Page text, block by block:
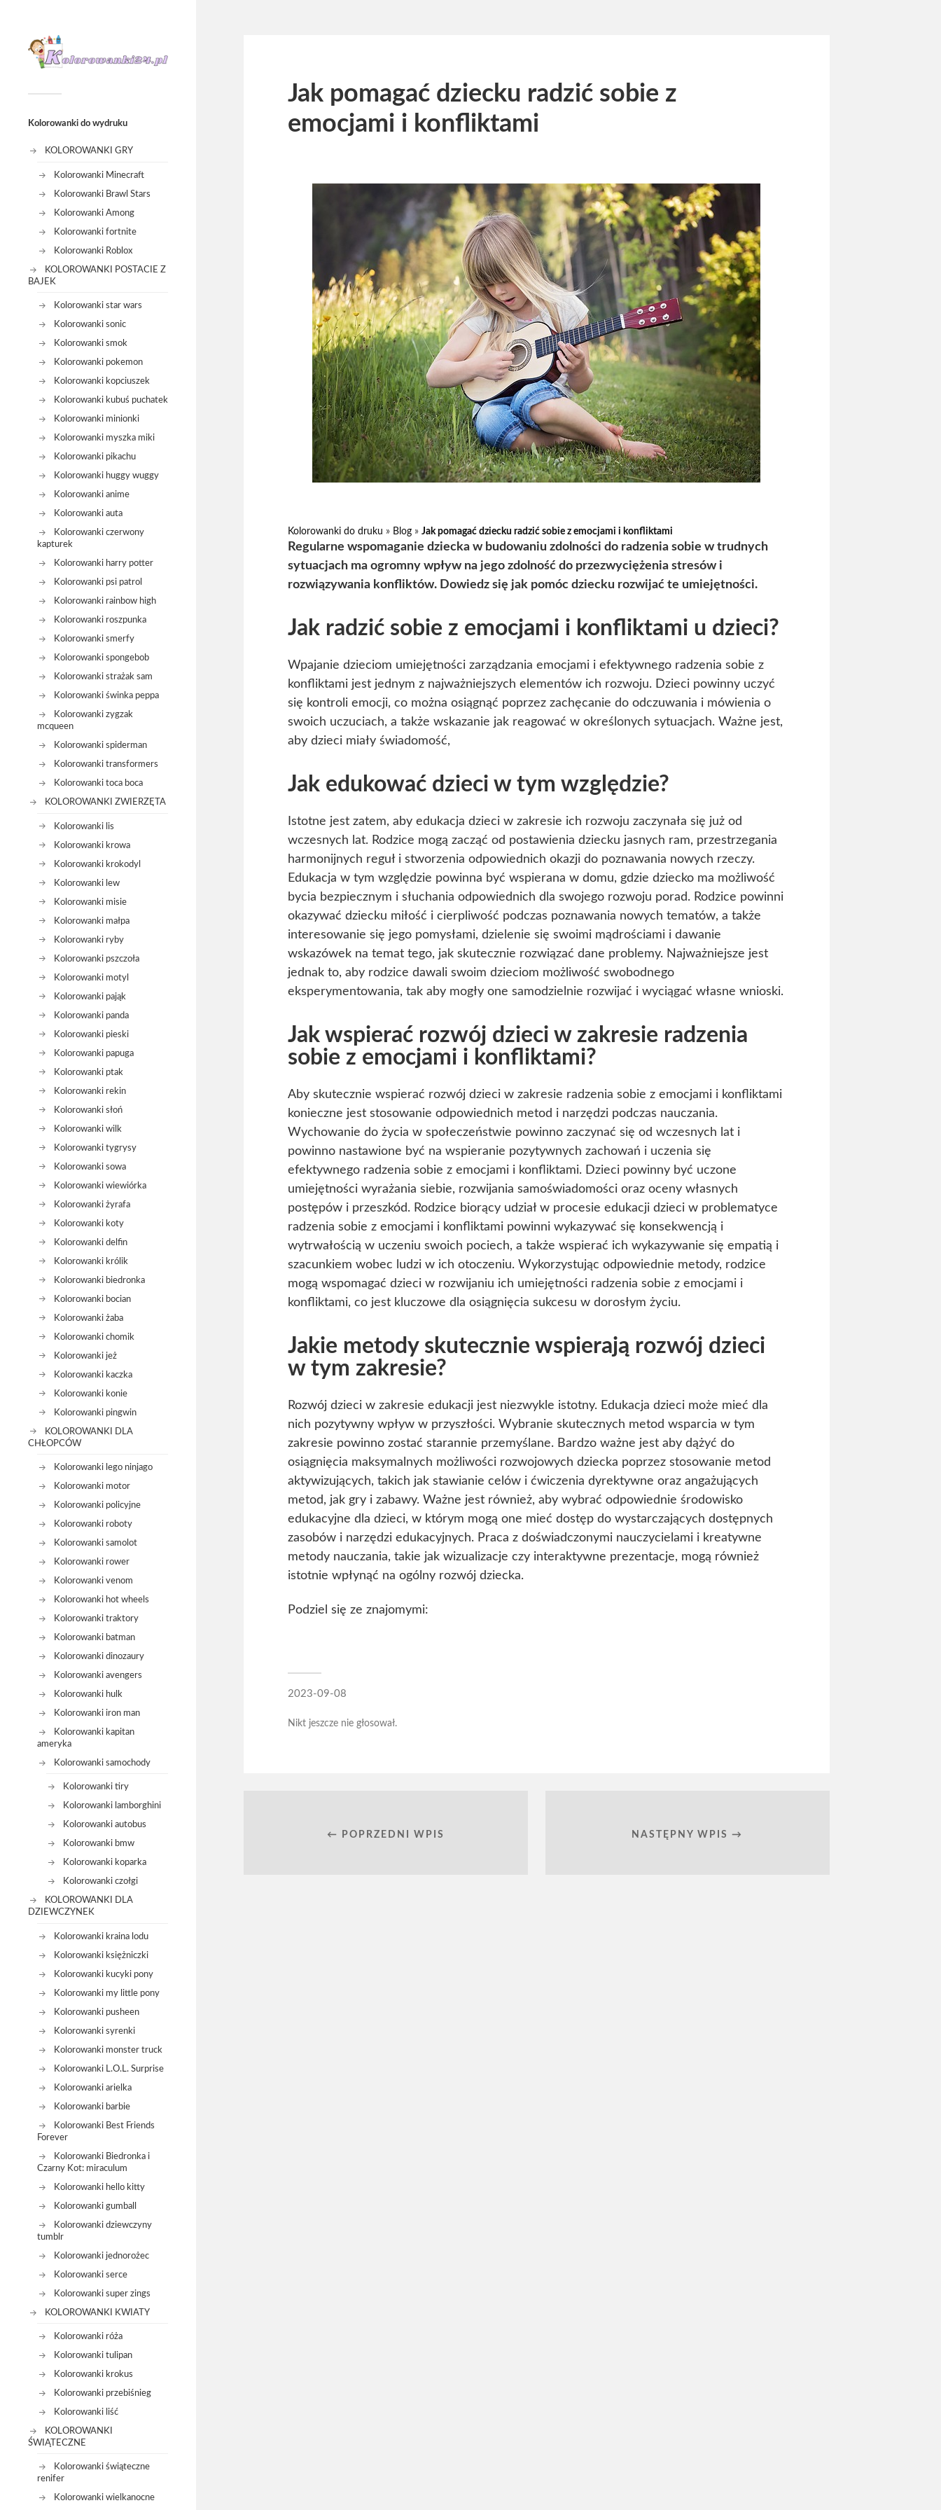
Kolorowanki do wydruku
KOLOROWANKI GRY
Kolorowanki Minecraft
Kolorowanki Brawl Stars
Kolorowanki Among
Kolorowanki fortnite
Kolorowanki Roblox
KOLOROWANKI POSTACIE Z
BAJEK
Kolorowanki star wars
Kolorowanki sonic
Kolorowanki smok
Kolorowanki pokemon
Kolorowanki kopciuszek
Kolorowanki kubuś puchatek
Kolorowanki minionki
Kolorowanki myszka miki
Kolorowanki pikachu
Kolorowanki huggy wuggy
Kolorowanki anime
Kolorowanki auta
Kolorowanki czerwony
kapturek
Kolorowanki harry potter
Kolorowanki psi patrol
Kolorowanki rainbow high
Kolorowanki roszpunka
Kolorowanki smerfy
Kolorowanki spongebob
Kolorowanki strażak sam
Kolorowanki świnka peppa
Kolorowanki zygzak
mcqueen
Kolorowanki spiderman
Kolorowanki transformers
Kolorowanki toca boca
KOLOROWANKI ZWIERZĘTA
Kolorowanki lis
Kolorowanki krowa
Kolorowanki krokodyl
Kolorowanki lew
Kolorowanki misie
Kolorowanki małpa
Kolorowanki ryby
Kolorowanki pszczoła
Kolorowanki motyl
Kolorowanki pająk
Kolorowanki panda
Kolorowanki pieski
Kolorowanki papuga
Kolorowanki ptak
Kolorowanki rekin
Kolorowanki słoń
Kolorowanki wilk
Kolorowanki tygrysy
Kolorowanki sowa
Kolorowanki wiewiórka
Kolorowanki żyrafa
Kolorowanki koty
Kolorowanki delfin
Kolorowanki królik
Kolorowanki biedronka
Kolorowanki bocian
Kolorowanki żaba
Kolorowanki chomik
Kolorowanki jeż
Kolorowanki kaczka
Kolorowanki konie
Kolorowanki pingwin
KOLOROWANKI DLA
CHŁOPCÓW
Kolorowanki lego ninjago
Kolorowanki motor
Kolorowanki policyjne
Kolorowanki roboty
Kolorowanki samolot
Kolorowanki rower
Kolorowanki venom
Kolorowanki hot wheels
Kolorowanki traktory
Kolorowanki batman
Kolorowanki dinozaury
Kolorowanki avengers
Kolorowanki hulk
Kolorowanki iron man
Kolorowanki kapitan
ameryka
Kolorowanki samochody
Kolorowanki tiry
Kolorowanki lamborghini
Kolorowanki autobus
Kolorowanki bmw
Kolorowanki koparka
Kolorowanki czołgi
KOLOROWANKI DLA
DZIEWCZYNEK
Kolorowanki kraina lodu
Kolorowanki księżniczki
Kolorowanki kucyki pony
Kolorowanki my little pony
Kolorowanki pusheen
Kolorowanki syrenki
Kolorowanki monster truck
Kolorowanki L.O.L. Surprise
Kolorowanki arielka
Kolorowanki barbie
Kolorowanki Best Friends
Forever
Kolorowanki Biedronka i
Czarny Kot: miraculum
Kolorowanki hello kitty
Kolorowanki gumball
Kolorowanki dziewczyny
tumblr
Kolorowanki jednorożec
Kolorowanki serce
Kolorowanki super zings
KOLOROWANKI KWIATY
Kolorowanki róża
Kolorowanki tulipan
Kolorowanki krokus
Kolorowanki przebiśnieg
Kolorowanki liść
KOLOROWANKI
ŚWIĄTECZNE
Kolorowanki świąteczne
renifer
Kolorowanki wielkanocne
Jak pomagać dziecku radzić sobie z
emocjami i konfliktami
Kolorowanki do druku » Blog» Jak pomagać dziecku radzić sobie z emocjami i konfliktami
Regularne wspomaganie dziecka w budowaniu zdolności do radzenia sobie w trudnych
sytuacjach ma ogromny wpływ na jego zdolność do przezwyciężenia stresów i
rozwiązywania konfliktów. Dowiedz się jak pomóc dziecku rozwijać te umiejętności.
Jak radzić sobie z emocjami i konfliktami u dzieci?
Wpajanie dzieciom umiejętności zarządzania emocjami i efektywnego radzenia sobie z
konfliktami jest jednym z najważniejszych elementów ich rozwoju. Dzieci powinny uczyć
się kontroli emocji, co można osiągnąć poprzez zachęcanie do odczuwania i mówienia o
swoich uczuciach, a także wskazanie jak reagować w określonych sytuacjach. Ważne jest,
aby dzieci miały świadomość,
Jak edukować dzieci w tym względzie?
Istotne jest zatem, aby edukacja dzieci w zakresie ich rozwoju zaczynała się już od
wczesnych lat. Rodzice mogą zacząć od postawienia dziecku jasnych ram, przestrzegania
harmonijnych reguł i stworzenia odpowiednich okazji do poznawania nowych rzeczy.
Edukacja w tym względzie powinna być wspierana w domu, gdzie dziecko ma możliwość
bycia bezpiecznym i słuchania odpowiednich dla swojego rozwoju porad. Rodzice powinni
okazywać dziecku miłość i cierpliwość podczas poznawania nowych tematów, a także
interesowanie się jego pomysłami, dzielenie się swoimi mądrościami i dawanie
wskazówek na temat tego, jak skutecznie rozwiązać dane problemy. Najważniejsze jest
jednak to, aby rodzice dawali swoim dzieciom możliwość swobodnego
eksperymentowania, tak aby mogły one samodzielnie rozwijać i wyciągać własne wnioski.
Jak wspierać rozwój dzieci w zakresie radzenia
sobie z emocjami i konfliktami?
Aby skutecznie wspierać rozwój dzieci w zakresie radzenia sobie z emocjami i konfliktami
konieczne jest stosowanie odpowiednich metod i narzędzi podczas nauczania.
Wychowanie do życia w społeczeństwie powinno zaczynać się od wczesnych lat i
powinno nastawione być na wspieranie pozytywnych zachowań i uczenia się
efektywnego radzenia sobie z emocjami i konfliktami. Dzieci powinny być uczone
umiejętności wyrażania siebie, rozwijania samoświadomości oraz oceny własnych
postępów i przeszkód. Rodzice biorący udział w procesie edukacji dzieci w problematyce
radzenia sobie z emocjami i konfliktami powinni wykazywać się konsekwencją i
wytrwałością w uczeniu swoich pociech, a także wspierać ich wykazywanie się empatią i
szacunkiem wobec ludzi w ich otoczeniu. Wykorzystując odpowiednie metody, rodzice
mogą wspomagać dzieci w rozwijaniu ich umiejętności radzenia sobie z emocjami i
konfliktami, co jest kluczowe dla osiągnięcia sukcesu w dorosłym życiu.
Jakie metody skutecznie wspierają rozwój dzieci
w tym zakresie?
Rozwój dzieci w zakresie edukacji jest niezwykle istotny. Edukacja dzieci może mieć dla
nich pozytywny wpływ w przyszłości. Wybranie skutecznych metod wsparcia w tym
zakresie powinno zostać starannie przemyślane. Bardzo ważne jest aby dążyć do
osiągnięcia maksymalnych możliwości rozwojowych dziecka poprzez stosowanie metod
aktywizujących, takich jak stawianie celów i ćwiczenia dyrektywne oraz angażujących
metod, jak gry i zabawy. Ważne jest również, aby wybrać odpowiednie środowisko
edukacyjne dla dzieci, w którym mogą one mieć dostęp do wystarczających dostępnych
zasobów i narzędzi edukacyjnych. Praca z doświadczonymi nauczycielami i kreatywne
metody nauczania, takie jak wizualizacje czy interaktywne prezentacje, mogą również
istotnie wpłynąć na ogólny rozwój dziecka.
Podziel się ze znajomymi:
2023-09-08
Nikt jeszcze nie głosował.
← POPRZEDNI WPIS NASTĘPNY WPIS →